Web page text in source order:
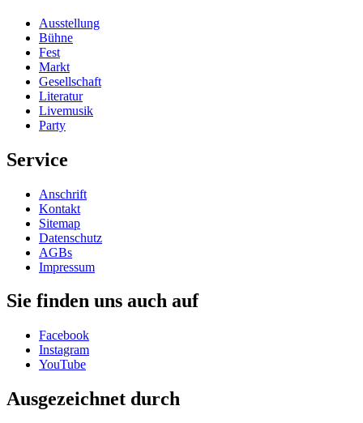
Ausstellung
Bühne
Fest
Markt
Gesellschaft
Literatur
Livemusik
Party
Service
Anschrift
Kontakt
Sitemap
Datenschutz
AGBs
Impressum
Sie finden uns auch auf
Facebook
Instagram
YouTube
Ausgezeichnet durch